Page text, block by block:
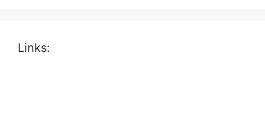
Links: